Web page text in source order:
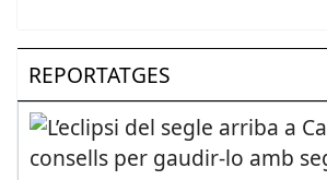
REPORTATGES